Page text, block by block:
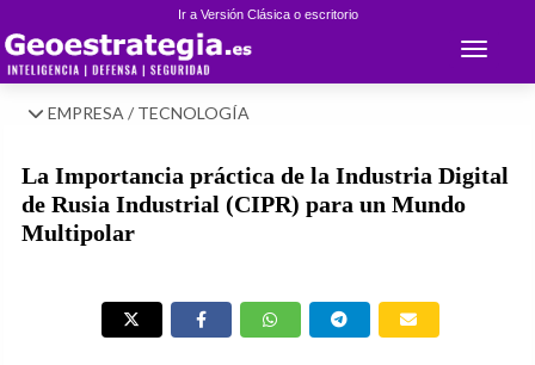
Ir a Versión Clásica o escritorio
Toggle
EMPRESA / TECNOLOGÍA
La Importancia práctica de la Industria Digital
de Rusia Industrial (CIPR) para un Mundo
Multipolar